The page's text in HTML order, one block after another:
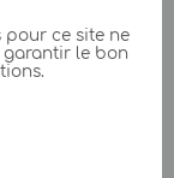
pour ce site ne
garantir le bon